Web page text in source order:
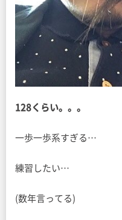
128くらい。。。
一歩一歩系すぎる…
練習したい…
(数年言ってる)